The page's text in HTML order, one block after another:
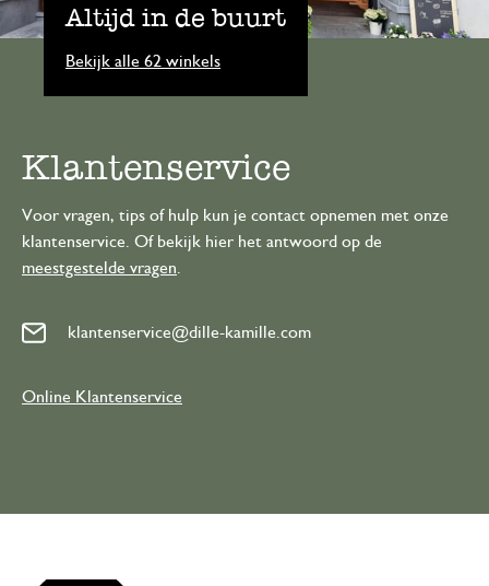
Altijd in de buurt
Bekijk alle 62 winkels
Klantenservice
Voor vragen, tips of hulp kun je contact opnemen met onze
klantenservice. Of bekijk hier het antwoord op de
meestgestelde vragen
klantenservice@dille-kamille.com
Online Klantenservice